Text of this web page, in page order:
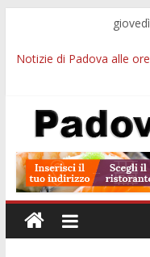
Notizie di Padova alle
Notizie di Padova alle
auto nuove e concorsi
Transizione 4.0, più
Quando le dimissioni
previste nei casi di
Malattie
Padova parte